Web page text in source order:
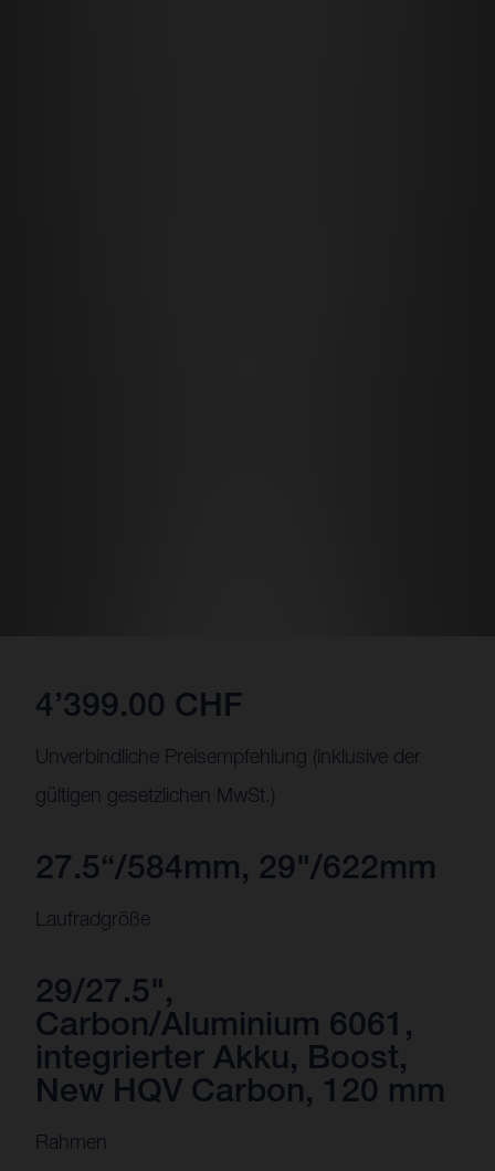
4’399.00 CHF
Unverbindliche Preisempfehlung (inklusive der
gültigen gesetzlichen MwSt.)
27.5“/584mm, 29"/622mm
Laufradgröße
29/27.5",
Carbon/Aluminium 6061,
integrierter Akku, Boost,
New HQV Carbon, 120 mm
Rahmen